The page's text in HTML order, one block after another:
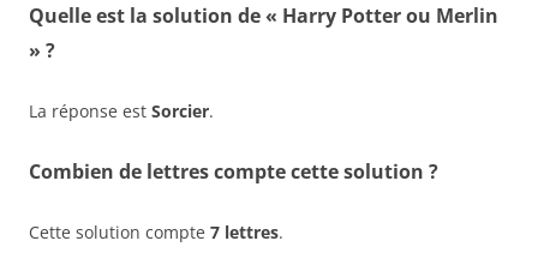
Quelle est la solution de « Harry Potter ou Merlin
» ?
La réponse est Sorcier.
Combien de lettres compte cette solution ?
Cette solution compte 7 lettres.